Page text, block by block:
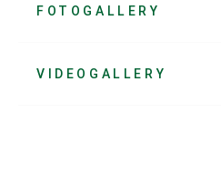
FOTOGALLERY
VIDEOGALLERY